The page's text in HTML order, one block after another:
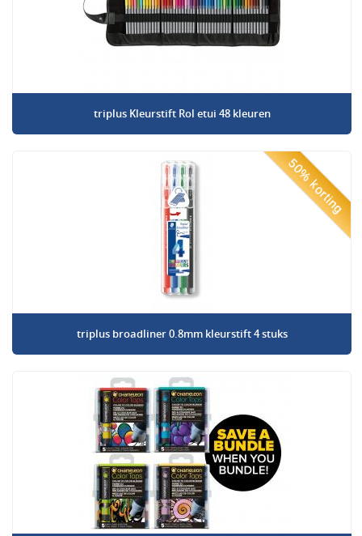
triplus Kleurstift Rol etui 48 kleuren
50% korting
triplus broadliner 0.8mm kleurstift 4 stuks